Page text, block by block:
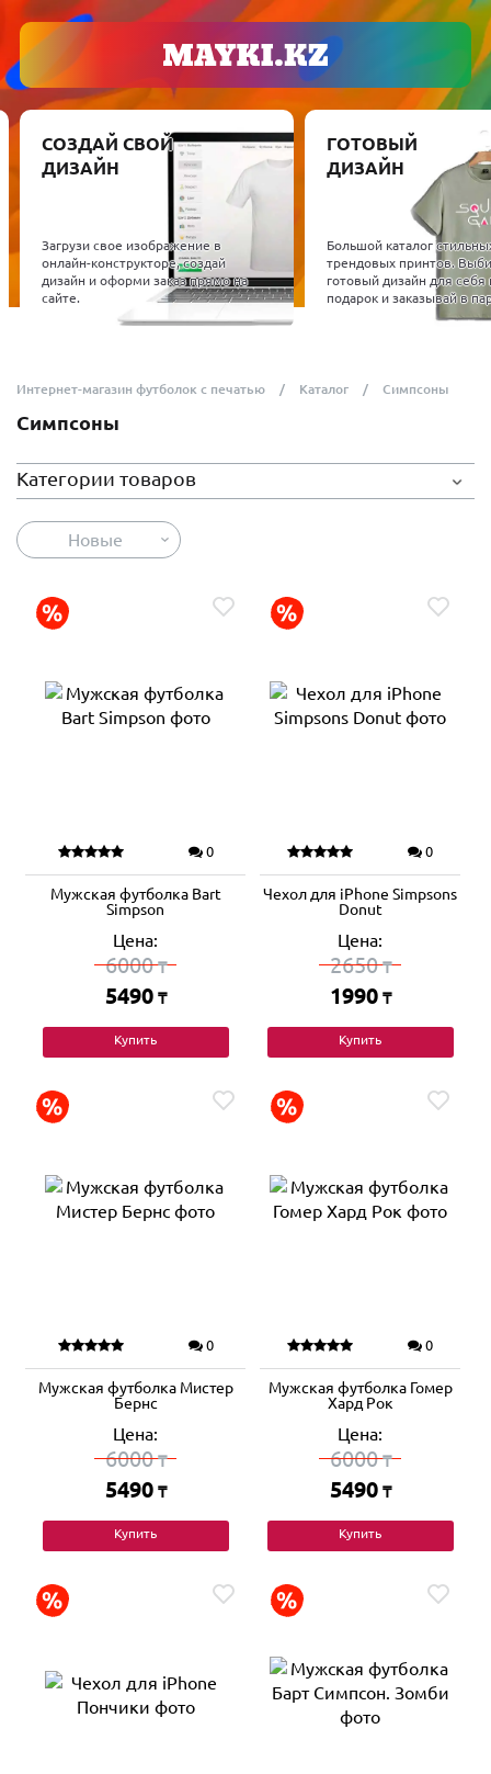
СОЗДАЙ СВОЙ
ДИЗАЙН
Загрузи свое изображение в
онлайн-конструкторе, создай
дизайн и оформи заказ прямо на
сайте.
ГОТОВЫЙ
ДИЗАЙН
Большой каталог
трендовых принтов.
готовый дизайн для себя
подарок и заказывай в
Интернет-магазин футболок с печатью Каталог Симпсоны
Симпсоны
Категории товаров
Новые
0
Мужская футболка Bart
Simpson
Цена:
6000₸
5490 ₸
Купить
0
Чехол для iPhone Simpsons
Donut
Цена:
2650₸
1990 ₸
Купить
0
Мужская футболка Мистер
Бернс
Цена:
6000₸
5490 ₸
Купить
0
Мужская футболка Гомер
Хард Рок
Цена:
6000₸
5490 ₸
Купить